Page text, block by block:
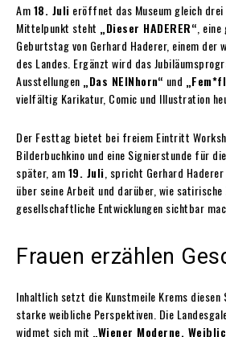
Am18. Juli eröffnet das Museum gleich drei
Mittelpunkt steht „Dieser HADERER“ ,
Geburtstag von Gerhard Haderer, einem
des Landes. Ergänzt wird das
Ausstellungen „Das NEINhorn“ und
vielfältig Karikatur, Comic und Illustration
Der Festtag bietet bei freiem Eintritt
Bilderbuchkino und eine Signierstunde für
später, am19. Juli , spricht Gerhard
über seine Arbeit und darüber, wie satirische
gesellschaftliche Entwicklungen sichtbar
Frauen erzählen
Inhaltlich setzt die Kunstmeile Krems diesen
starke weibliche Perspektiven. Die
widmet sich mit „Wiener Moderne.